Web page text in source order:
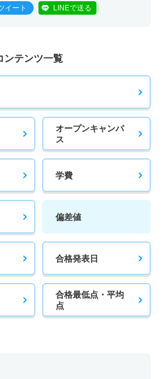
イート LINEで送る
ンテンツ一覧
オープンキャンパ
ス
学費
偏差値
合格発表日
合格最低点・平均
点